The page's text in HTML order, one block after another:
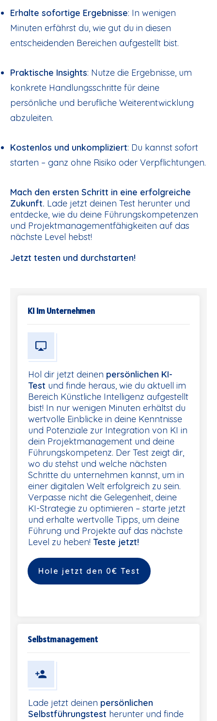
Erhalte sofortige Ergebnisse: In wenigen
Minuten erfährst du, wie gut du in diesen
entscheidenden Bereichen aufgestellt bist.
Praktische Insights: Nutze die Ergebnisse, um
konkrete Handlungsschritte für deine
persönliche und berufliche Weiterentwicklung
abzuleiten.
Kostenlos und unkompliziert: Du kannst sofort
starten – ganz ohne Risiko oder Verpflichtungen.
Mach den ersten Schritt in eine erfolgreiche
Zukunft. Lade jetzt deinen Test herunter und
entdecke, wie du deine Führungskompetenzen
und Projektmanagementfähigkeiten auf das
nächste Level hebst!
Jetzt testen und durchstarten!
KI Im Unternehmen
Hol dir jetzt deinen persönlichen KI-
Test und finde heraus, wie du aktuell im
Bereich Künstliche Intelligenz aufgestellt
bist! In nur wenigen Minuten erhältst du
wertvolle Einblicke in deine Kenntnisse
und Potenziale zur Integration von KI in
dein Projektmanagement und deine
Führungskompetenz. Der Test zeigt dir,
wo du stehst und welche nächsten
Schritte du unternehmen kannst, um in
einer digitalen Welt erfolgreich zu sein.
Verpasse nicht die Gelegenheit, deine
KI-Strategie zu optimieren – starte jetzt
und erhalte wertvolle Tipps, um deine
Führung und Projekte auf das nächste
Level zu heben! Teste jetzt!
Hole jetzt den 0€ Test
Selbstmanagement
Lade jetzt deinen persönlichen
Selbstführungstest herunter und finde